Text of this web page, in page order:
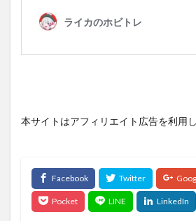
本サイトはアフィリエイト広告を利用し